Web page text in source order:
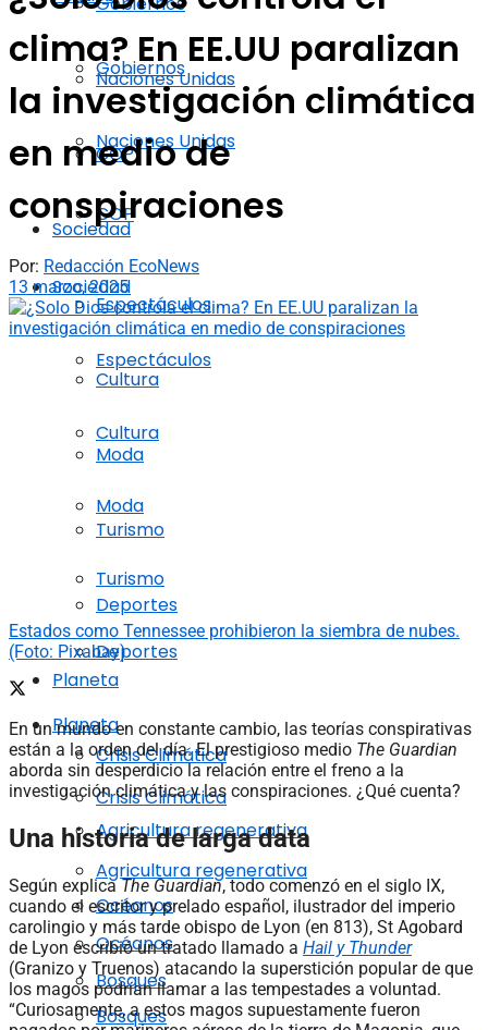
Naciones Unidas
COP
Sociedad
Espectáculos
Cultura
Moda
Turismo
Deportes
Planeta
Crisis Climática
Agricultura regenerativa
Océanos
Bosques
Gobiernos
Naciones Unidas
COP
Sociedad
Espectáculos
Cultura
Moda
Turismo
Deportes
Planeta
Crisis Climática
Agricultura regenerativa
Océanos
Bosques
clima? En EE.UU paralizan
la investigación climática
en medio de
conspiraciones
Por: Redacción EcoNews
13 marzo, 2025
Estados como Tennessee prohibieron la siembra de nubes.
(Foto: Pixabay)
En un mundo en constante cambio, las teorías conspirativas
están a la orden del día. El prestigioso medio The Guardian
aborda sin desperdicio la relación entre el freno a la
investigación climática y las conspiraciones. ¿Qué cuenta?
Una historia de larga data
Según explicaThe Guardian, todo comenzó en el siglo IX,
cuando el escritor y prelado español, ilustrador del imperio
carolingio y más tarde obispo de Lyon (en 813), St Agobard
de Lyon escribió un tratado llamado a Hail y Thunder
(Granizo y Truenos) atacando la superstición popular de que
los magos podrían llamar a las tempestades a voluntad.
“Curiosamente, a estos magos supuestamente fueron